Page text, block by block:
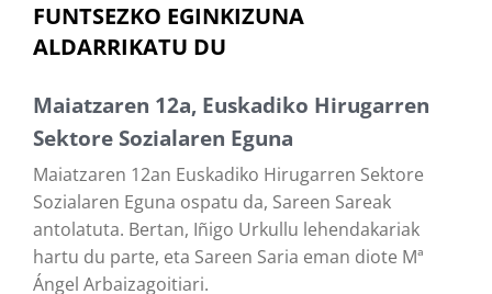
FUNTSEZKO EGINKIZUNA
ALDARRIKATU DU
Maiatzaren 12a, Euskadiko Hirugarren
Sektore Sozialaren Eguna
Maiatzaren 12an Euskadiko Hirugarren Sektore
Sozialaren Eguna ospatu da, Sareen Sareak
antolatuta. Bertan, Iñigo Urkullu lehendakariak
hartu du parte, eta Sareen Saria eman diote Mª
Ángel Arbaizagoitiari.